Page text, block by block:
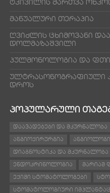
ტკივილის მართვა
მანუალური თერაპია
ღვიძლის ცხიმოვანი
დოლმაზაშვილი
პულმონოლოგია და
ულტრასონოგრაფიული
დროს
ᲞᲝᲞᲣᲚᲐᲠᲣᲚᲘ
ᲓᲐᲐᲕᲐᲓᲔᲑᲔᲑᲘ ᲓᲐ ᲛᲙᲣᲠᲜᲐᲚᲝᲑᲐ
ᲐᲜᲒᲘᲝᲥᲘᲠᲣᲠᲒᲘᲐ
ᲓᲘᲐᲒᲜᲝᲡᲢᲘᲙᲐ ᲓᲐ ᲛᲙᲣᲠᲜᲐᲚᲝᲑᲐ
ᲔᲜᲓᲝᲙᲠᲘᲜᲝᲚᲝᲒᲘᲐ ᲛᲐᲠᲘᲐᲛ
ᲔᲥᲘᲛᲘ ᲡᲢᲝᲛᲐᲢᲝᲚᲝᲒᲔᲑᲘ
ᲡᲢᲝᲛᲐᲢᲝᲚᲝᲒᲘᲣᲠᲘ